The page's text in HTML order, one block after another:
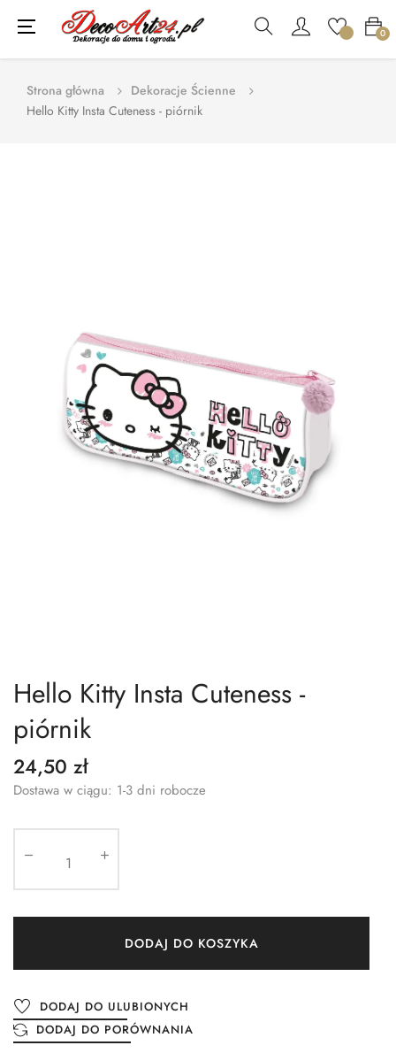
0
Toggle
navigation
☰
Strona główna
Dekoracje Ścienne
Hello Kitty Insta Cuteness - piórnik
Hello Kitty Insta Cuteness -
piórnik
24,50 zł
Dostawa w ciągu: 1-3 dni robocze
DODAJ DO KOSZYKA
DODAJ DO ULUBIONYCH
DODAJ DO PORÓWNANIA